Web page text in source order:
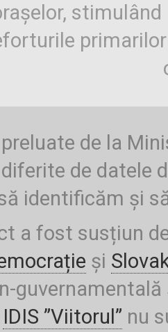
de la
de datele
identificăm și
a fost susțiun
și
IDIS ”Viitorul” nu